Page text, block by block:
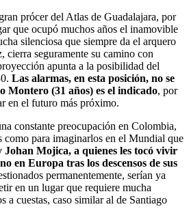
prócer del Atlas de Guadalajara, por
que ocupó muchos años el inamovible
silenciosa que siempre da el arquero
seguramente su camino con
apunta a la posibilidad del
Las alarmas, en esta posición, no se
Montero (31 años) es el indicado, por
en el futuro más próximo.
constante preocupación en Colombia,
como para imaginarlos en el Mundial que
Mojica, a quienes les tocó vivir
en Europa tras los descensos de sus
permanentemente, serían ya
en un lugar que requiere mucha
a cuestas, caso similar al de Santiago